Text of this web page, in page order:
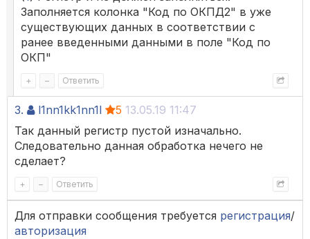
Заполняется колонка "Код по ОКПД2" в уже
существующих данных в соответствии с
ранее введенными данными в поле "Код по
ОКП"
+ – Ответить
3. l1nn1kk1nn1l 5 13.05.19 11:47
Так данный регистр пустой изначально.
Следовательно данная обработка нечего не
сделает?
+ – Ответить
Для отправки сообщения требуется регистрация/
авторизация